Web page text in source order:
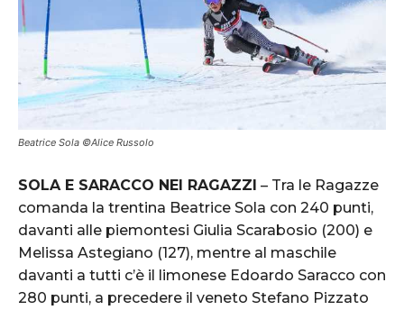
Beatrice Sola ©Alice Russolo
SOLA E SARACCO NEI RAGAZZI – Tra le Ragazze
comanda la trentina Beatrice Sola con 240 punti,
davanti alle piemontesi Giulia Scarabosio (200) e
Melissa Astegiano (127), mentre al maschile
davanti a tutti c’è il limonese Edoardo Saracco con
280 punti, a precedere il veneto Stefano Pizzato